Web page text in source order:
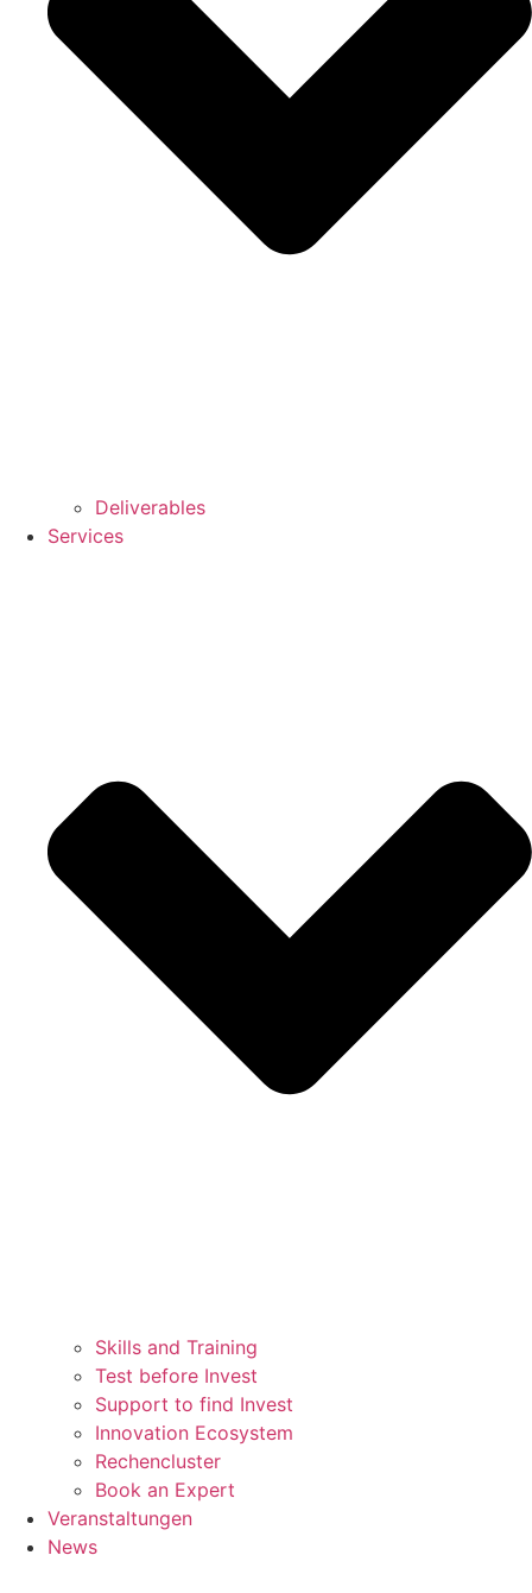
Deliverables
Services
Skills and Training
Test before Invest
Support to find Invest
Innovation Ecosystem
Rechencluster​
Book an Expert
Veranstaltungen
News